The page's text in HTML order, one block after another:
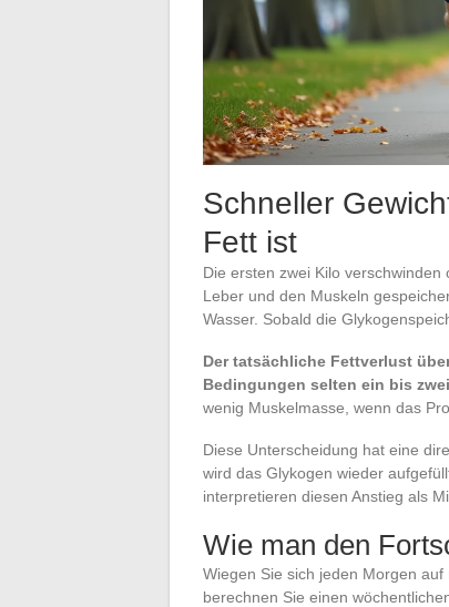
Schneller
Fett ist
Die ersten zwei Kilo
Leber und den Muskeln
Wasser. Sobald die
Der tatsächliche Fettverlust
Bedingungen selten ein bis
wenig Muskelmasse, wenn das
Diese Unterscheidung hat eine
wird das Glykogen wieder
interpretieren diesen Anstieg als
Wie man den
Wiegen Sie sich jeden Morgen
berechnen Sie einen